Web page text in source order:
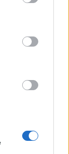
Area Due
Puglia - Area